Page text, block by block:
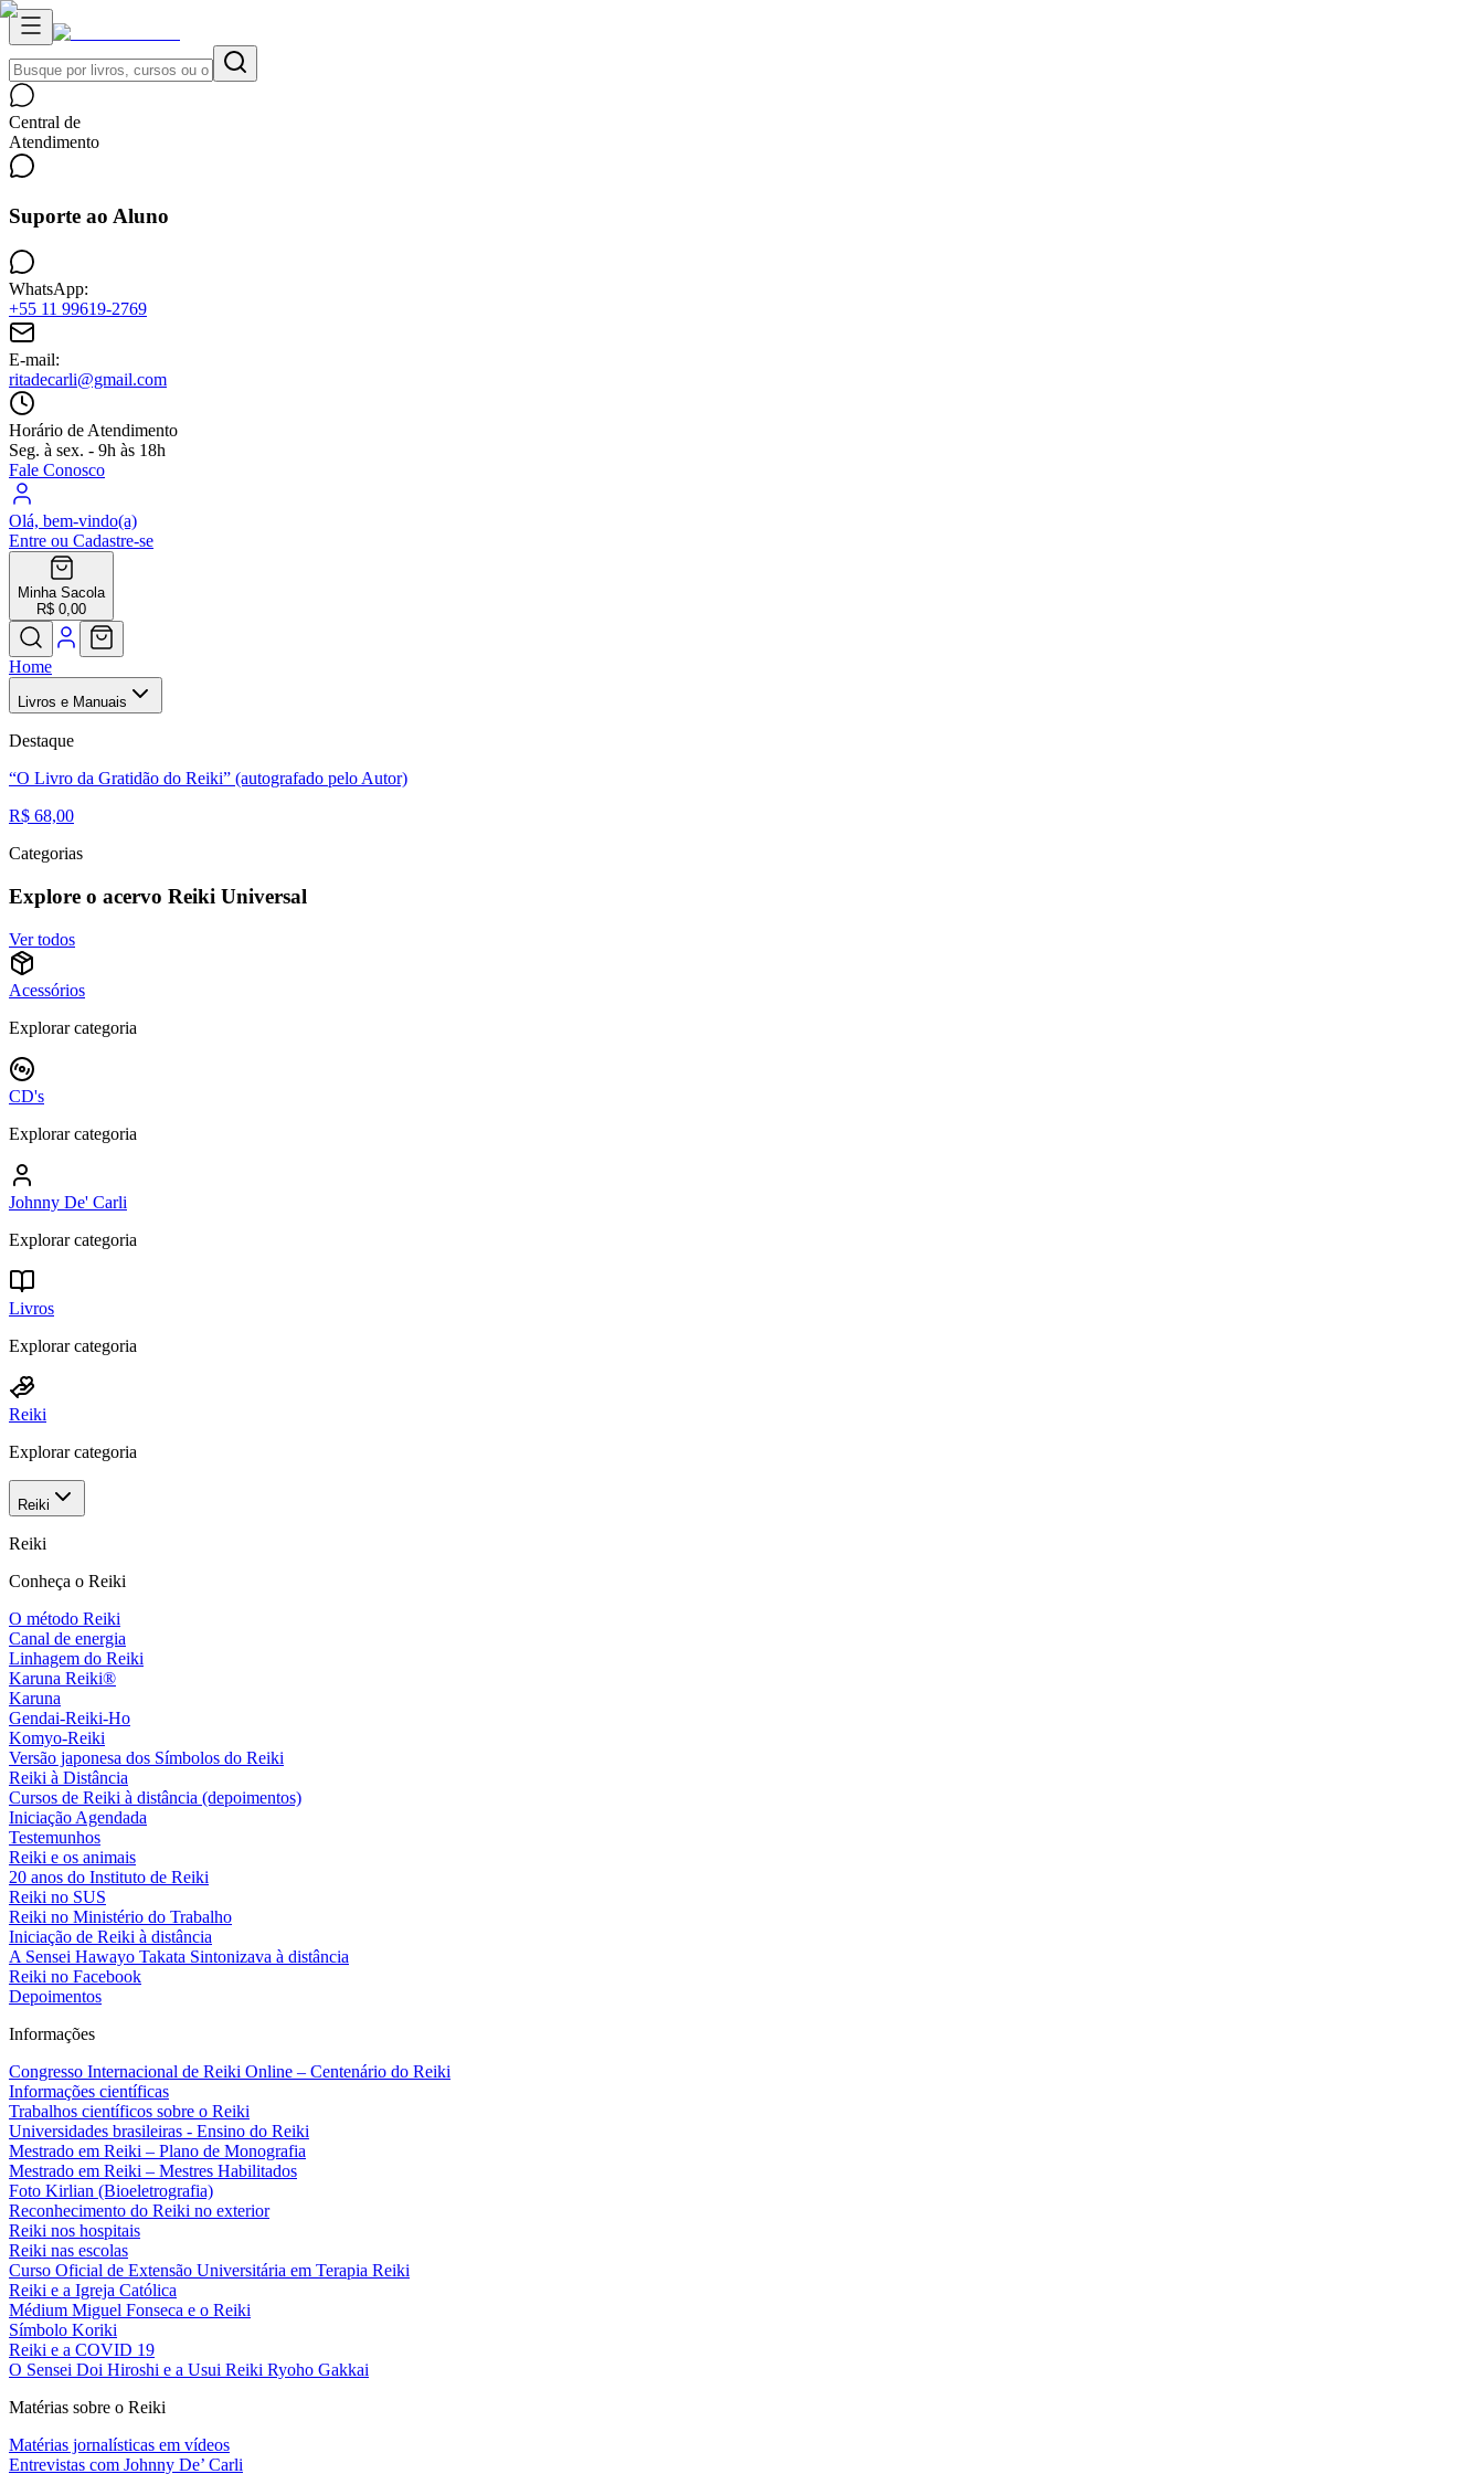
Central de
Atendimento
Suporte ao Aluno
WhatsApp:
+55 11 99619-2769
E-mail:
ritadecarli@gmail.com
Horário de Atendimento
Seg. à sex. - 9h às 18h
Fale Conosco
Olá, bem-vindo(a)
Entre ou Cadastre-se
Minha Sacola
R$ 0,00
Home
Livros e Manuais
Destaque
“O Livro da Gratidão do Reiki” (autografado pelo Autor)
R$ 68,00
Categorias
Explore o acervo Reiki Universal
Ver todos
Acessórios
Explorar categoria
CD's
Explorar categoria
Johnny De' Carli
Explorar categoria
Livros
Explorar categoria
Reiki
Explorar categoria
Reiki
Reiki
Conheça o Reiki
O método Reiki
Canal de energia
Linhagem do Reiki
Karuna Reiki®
Karuna
Gendai-Reiki-Ho
Komyo-Reiki
Versão japonesa dos Símbolos do Reiki
Reiki à Distância
Cursos de Reiki à distância (depoimentos)
Iniciação Agendada
Testemunhos
Reiki e os animais
20 anos do Instituto de Reiki
Reiki no SUS
Reiki no Ministério do Trabalho
Iniciação de Reiki à distância
A Sensei Hawayo Takata Sintonizava à distância
Reiki no Facebook
Depoimentos
Informações
Congresso Internacional de Reiki Online – Centenário do Reiki
Informações científicas
Trabalhos científicos sobre o Reiki
Universidades brasileiras - Ensino do Reiki
Mestrado em Reiki – Plano de Monografia
Mestrado em Reiki – Mestres Habilitados
Foto Kirlian (Bioeletrografia)
Reconhecimento do Reiki no exterior
Reiki nos hospitais
Reiki nas escolas
Curso Oficial de Extensão Universitária em Terapia Reiki
Reiki e a Igreja Católica
Médium Miguel Fonseca e o Reiki
Símbolo Koriki
Reiki e a COVID 19
O Sensei Doi Hiroshi e a Usui Reiki Ryoho Gakkai
Matérias sobre o Reiki
Matérias jornalísticas em vídeos
Entrevistas com Johnny De’ Carli